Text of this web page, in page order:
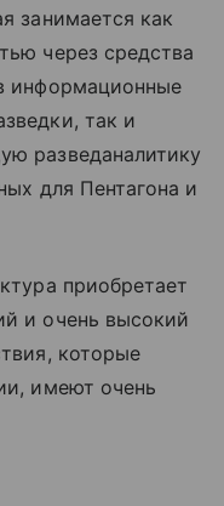
занимается как
через средства
информационные
так и
разведаналитику
для Пентагона и
приобретает
и очень высокий
которые
имеют очень